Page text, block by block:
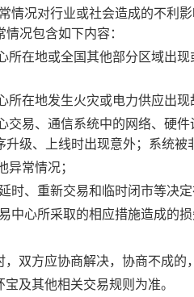
情况对行业或社会造成的不利
况包含如下内容：
所在地或全国其他部分区域出
所在地发生火灾或电力供应出
交易、通信系统中的网络、硬
升级、上线时出现意外；系统
异常情况；
时、重新交易和临时闭市等决
中心所采取的相应措施造成的
，双方应协商解决，协商不成
及其他相关交易规则为准。